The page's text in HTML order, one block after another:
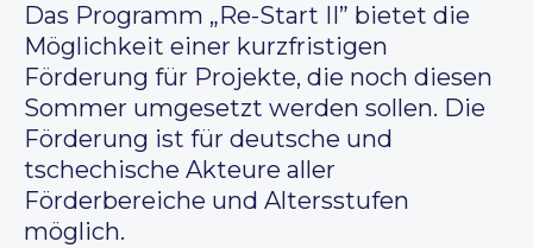
Das Programm „Re-Start II” bietet die
Möglichkeit einer kurzfristigen
Förderung für Projekte, die noch diesen
Sommer umgesetzt werden sollen. Die
Förderung ist für deutsche und
tschechische Akteure aller
Förderbereiche und Altersstufen
möglich.